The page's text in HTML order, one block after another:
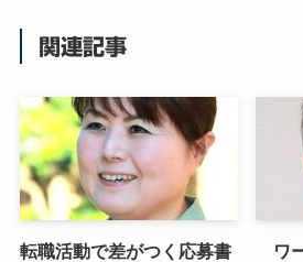
関連記事
転職活動で差がつく応募書
ワ